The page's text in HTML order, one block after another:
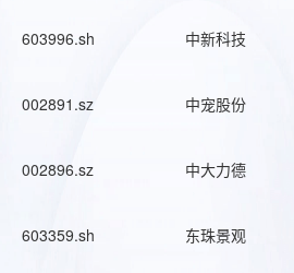
603996.sh 中新科技
002891.sz 中宠股份
002896.sz 中大力德
603359.sh 东珠景观